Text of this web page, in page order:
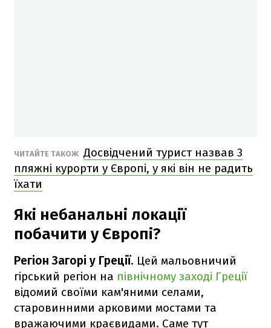
ЧИТАЙТЕ ТАКОЖ Досвідчений турист назвав 3
пляжні курорти у Європі, у які він не радить
їхати
Які небанальні локації
побачити у Європі?
Регіон Загорі у Греції. Цей мальовничий
гірський регіон на північному заході Греції
відомий своїми кам'яними селами,
старовинними арковими мостами та
вражаючими краєвидами. Саме тут